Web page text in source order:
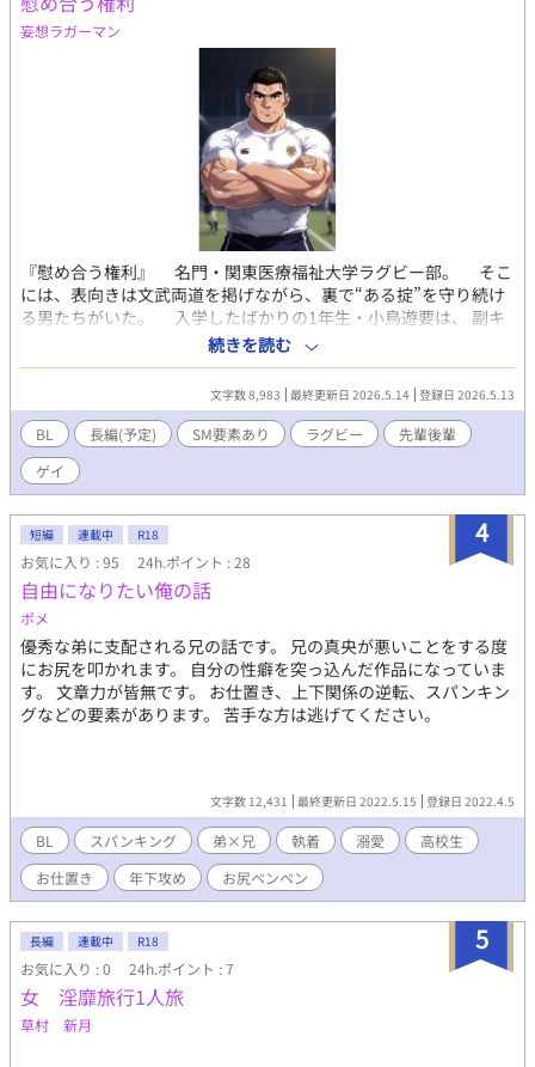
妄想ラガーマン
『慰め合う権利』 名門・関東医療福祉大学ラグビー部。 そこ
には、表向きは文武両道を掲げながら、裏で“ある掟”を守り続け
る男たちがいた。 入学したばかりの1年生・小鳥遊要は、 副キ
ャプテンに抜擢され、4年生キャプテン・大和田隆と同じ部屋に配
属される。 厳格な上下関係、許可制のオナニー、そして——金
持ちOBに体を差し出す“裏アルバイト”。 要は隆の過去を知り、
自分が同じ道を歩む覚悟を決める。 「キャプテンの背中を預けら
れる男になるために……俺は、自分の身体をくれてや
る。」 痛みと快楽、羞恥と昂揚。部のために、恋のため
に、男として—— 彼らはどこまで堕ちられるのか。熱血ラグビ
ー×濃厚BL×ハードなM調教。 覚悟を決めた男たちの、汗と精
液とプライドが交錯する物語。
続きを読む
文字数 8,983 最終更新日 2026.5.14 登録日 2026.5.13
BL 長編(予定) SM要素あり ラグビー
先輩後輩
ゲイ
4
短編 連載中 R18
お気に入り : 95 24h.ポイント : 28
自由になりたい俺の話
ポメ
優秀な弟に支配される兄の話です。 兄の真央が悪いことをする度
にお尻を叩かれます。 自分の性癖を突っ込んだ作品になっていま
す。 文章力が皆無です。 お仕置き、上下関係の逆転、スパンキン
グなどの要素があります。 苦手な方は逃げてください。
文字数 12,431 最終更新日 2022.5.15 登録日 2022.4.5
BL スパンキング 弟×兄 執着 溺愛
高校生
お仕置き
年下攻め お尻ペンペン
5
長編 連載中 R18
お気に入り : 0 24h.ポイント : 7
女 淫靡旅行1人旅
草村 新月